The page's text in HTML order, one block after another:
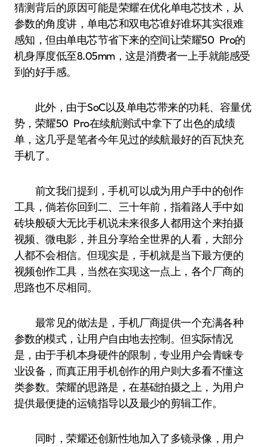
猜测背后的原因可能是荣耀在优化单电芯技术，从
参数的角度讲，单电芯和双电芯谁好谁坏其实很难
感知，但由单电芯节省下来的空间让荣耀50 Pro的
机身厚度低至8.05mm，这是消费者一上手就能感受
到的好手感。
此外，由于SoC以及单电芯带来的功耗、容量优
势，荣耀50 Pro在续航测试中拿下了出色的成绩
单，这几乎是笔者今年见过的续航最好的百瓦快充
手机了。
前文我们提到，手机可以成为用户手中的创作
工具，倘若你回到二、三十年前，指着路人手中如
砖块般硕大无比手机说未来很多人都用这个来拍摄
视频、微电影，并且分享给全世界的人看，大部分
人都不会相信。但现实是，手机就是当下最方便的
视频创作工具，当然在实现这一点上，各个厂商的
思路也不尽相同。
最常见的做法是，手机厂商提供一个充满各种
参数的模式，让用户自由地去控制。但实际情况
是，由于手机本身硬件的限制，专业用户会青睐专
业设备，而真正用手机创作的用户则大多看不懂这
类参数。荣耀的思路是，在基础拍摄之上，为用户
提供最便捷的运镜指导以及最少的剪辑工作。
同时，荣耀还创新性地加入了多镜录像，用户